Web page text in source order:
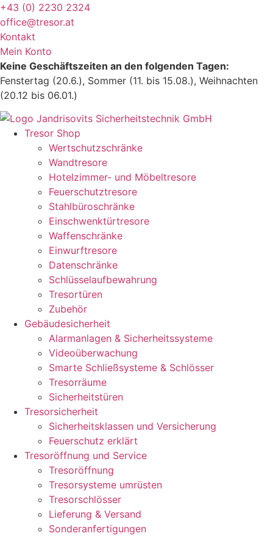
Zum
Inhalt
wechseln
+43 (0) 2230 2324
office@tresor.at
Kontakt
Mein Konto
Keine Geschäftszeiten an den folgenden Tagen:
Fenstertag (20.6.), Sommer (11. bis 15.08.), Weihnachten
(20.12 bis 06.01.)
Tresor Shop
Wertschutzschränke
Wandtresore
Hotelzimmer- und Möbeltresore
Feuerschutztresore
Stahlbüroschränke
Einschwenktürtresore
Waffenschränke
Einwurftresore
Datenschränke
Schlüsselaufbewahrung
Tresortüren
Zubehör
Gebäudesicherheit
Alarmanlagen & Sicherheitssysteme
Videoüberwachung
Smarte Schließsysteme & Schlösser
Tresorräume
Sicherheitstüren
Tresorsicherheit
Sicherheitsklassen und Versicherung
Feuerschutz erklärt
Tresoröffnung und Service
Tresoröffnung
Tresorsysteme umrüsten
Tresorschlösser
Lieferung & Versand
Sonderanfertigungen